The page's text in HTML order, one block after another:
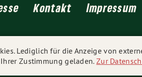
Kontakt Impressum
Rüdiger Tonojan - Alle Rechte
Lediglich für die Anzeige von
Ihrer Zustimmung geladen. Zur